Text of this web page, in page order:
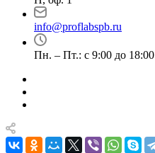
info@proflabspb.ru
Пн. – Пт.: с 9:00 до 18:00